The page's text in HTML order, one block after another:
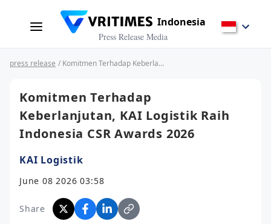
Indonesia
Press Release Media
press release / Komitmen Terhadap Keberlanjutan, KAI Logistik Raih Indonesia CSR Awards 2026
Komitmen Terhadap
Keberlanjutan, KAI Logistik Raih
Indonesia CSR Awards 2026
KAI Logistik
June 08 2026 03:58
Share